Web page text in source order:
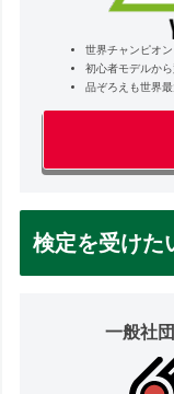
世界チャンピオ
初心者モデルか
品ぞろえも世界最
検定を受けた
一般社